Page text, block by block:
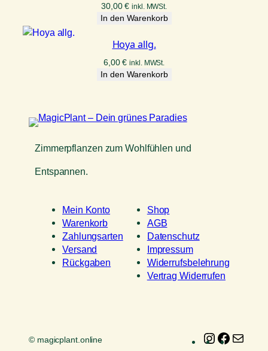
30,00€ inkl. MWSt.
In den Warenkorb
Hoya allg.
6,00€ inkl. MWSt.
In den Warenkorb
Zimmerpflanzen zum Wohlfühlen und
Entspannen.
Mein Konto
Warenkorb
Zahlungsarten
Versand
Rückgaben
Shop
AGB
Datenschutz
Impressum
Widerrufsbelehrung
Vertrag Widerrufen
© magicplant.online Instagram